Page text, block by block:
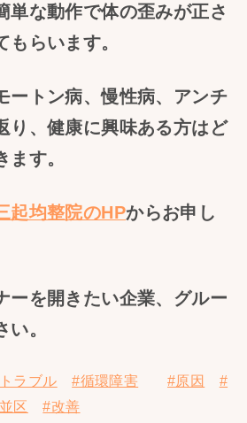
単な動作で体の歪みが正さ
らいます。
トン病、慢性病、アンチ
り、健康に興味ある方はど
す。
起均整院のHPからお申し
ーを開きたい企業、グルー
。
ラブル #循環障害 #原因
#
区 #改善